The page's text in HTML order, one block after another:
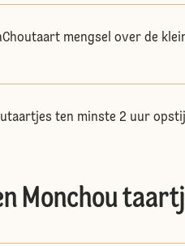
mengsel over de
ten minste 2 uur
Monchou